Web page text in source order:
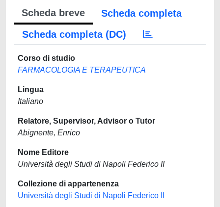
Scheda breve
Scheda completa
Scheda completa (DC)
Corso di studio
FARMACOLOGIA E TERAPEUTICA
Lingua
Italiano
Relatore, Supervisor, Advisor o Tutor
Abignente, Enrico
Nome Editore
Università degli Studi di Napoli Federico II
Collezione di appartenenza
Università degli Studi di Napoli Federico II